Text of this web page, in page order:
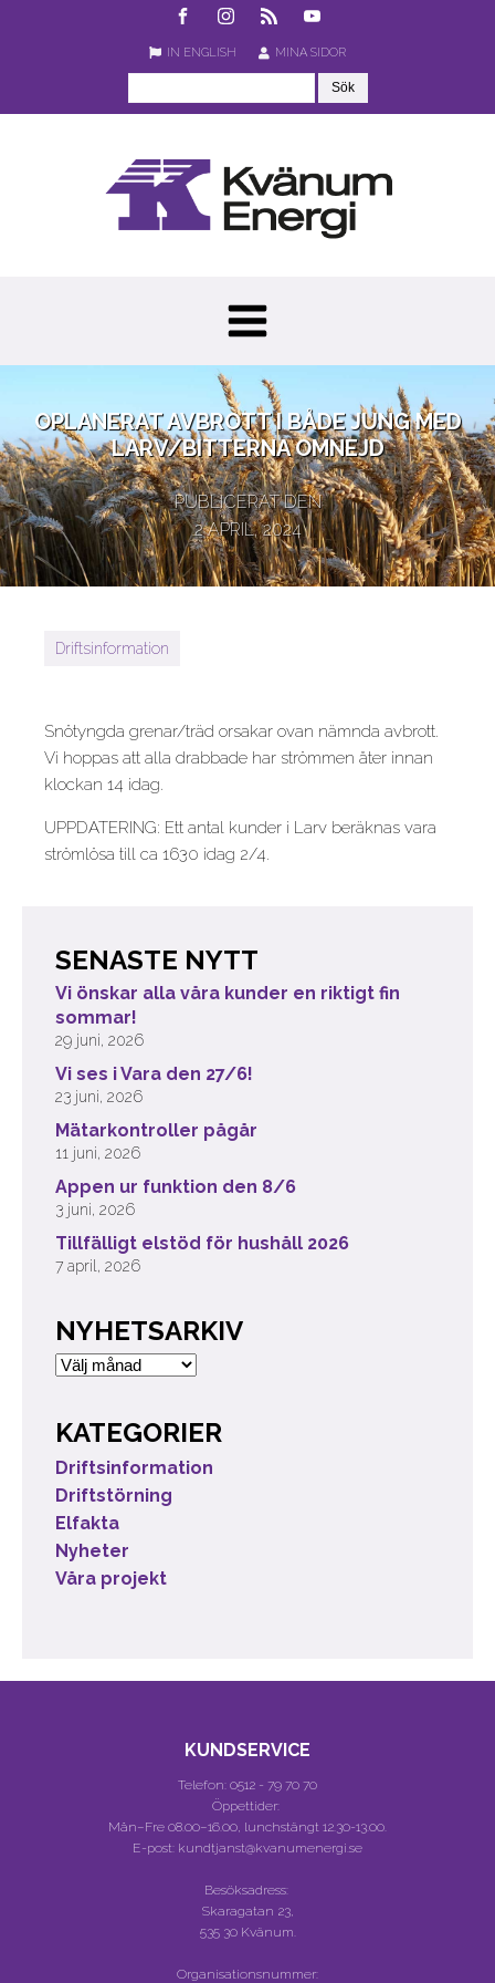
IN ENGLISH MINA SIDOR
OPLANERAT AVBROTT I BÅDE JUNG MED
LARV/BITTERNA OMNEJD
PUBLICERAT DEN
2 APRIL, 2024
Driftsinformation
Snötyngda grenar/träd orsakar ovan nämnda avbrott.
Vi hoppas att alla drabbade har strömmen åter innan
klockan 14 idag.
UPPDATERING: Ett antal kunder i Larv beräknas vara
strömlösa till ca 1630 idag 2/4.
SENASTE NYTT
Vi önskar alla våra kunder en riktigt fin
sommar!
29 juni, 2026
Vi ses i Vara den 27/6!
23 juni, 2026
Mätarkontroller pågår
11 juni, 2026
Appen ur funktion den 8/6
3 juni, 2026
Tillfälligt elstöd för hushåll 2026
7 april, 2026
NYHETSARKIV
Nyhetsarkiv
KATEGORIER
Driftsinformation
Driftstörning
Elfakta
Nyheter
Våra projekt
KUNDSERVICE
Telefon: 0512 - 79 70 70
Öppettider:
Mån–Fre 08.00–16.00, lunchstängt 12.30-13.00.
E-post: kundtjanst@kvanumenergi.se
Besöksadress:
Skaragatan 23,
535 30 Kvänum.
Organisationsnummer: